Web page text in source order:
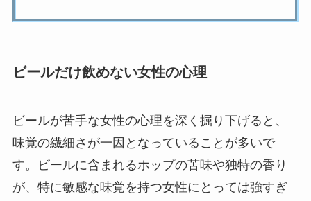
ビールだけ飲めない女性の心理
ビールが苦手な女性の心理を深く掘り下げると、
味覚の繊細さが一因となっていることが多いで
す。ビールに含まれるホップの苦味や独特の香り
が、特に敏感な味覚を持つ女性にとっては強すぎ